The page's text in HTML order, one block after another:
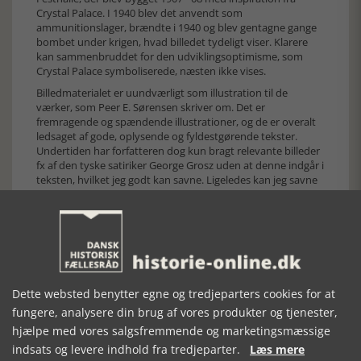
Crystal Palace. I 1940 blev det anvendt som
ammunitionslager, brændte i 1940 og blev gentagne gange
bombet under krigen, hvad billedet tydeligt viser. Klarere
kan sammenbruddet for den udviklingsoptimisme, som
Crystal Palace symboliserede, næsten ikke vises.
Billedmaterialet er uundværligt som illustration til de
værker, som Peer E. Sørensen skriver om. Det er
fremragende og spændende illustrationer, og de er overalt
ledsaget af gode, oplysende og fyldestgørende tekster.
Undertiden har forfatteren dog kun bragt relevante billeder
fx af den tyske satiriker George Grosz uden at denne indgår i
teksten, hvilket jeg godt kan savne. Ligeledes kan jeg savne
billeder af Käthe Kollwitz, der kun er nævnt som en af de
moderne kunstnere, der blev fyret fra deres professorater.
Det samme gælder Paul Klee.
Jeg savner ligeledes en analyse af musicalen Cabaret i bogen.
Denne forestilling blev berømt pga. filmen med Liza Minelli,
og den er blevet opført i Danmark og i Sverige så sent som i
2024. Jeg synes, at forestillingen burde indgå i bogen, fordi
den for mange danskere og svenskere er en af
hovedkilderne til viden om begivenhederne i Tyskland. Den
er omtalt af Per Øhrgaard i bogen ”Tysk kulturhistorie fra
1648 til i dag” (2012).
Dette websted benytter egne og tredjeparters cookies for at
fungere, analysere din brug af vores produkter og tjenester,
hjælpe med vores salgsfremmende og marketingsmæssige
indsats og levere indhold fra tredjeparter. Læs mere